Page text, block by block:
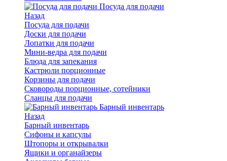
Посуда для подачи
Назад
Посуда для подачи
Доски для подачи
Лопатки для подачи
Мини-ведра для подачи
Блюда для запекания
Кастрюли порционные
Корзины для подачи
Сковороды порционные, сотейники
Сланцы для подачи
Барный инвентарь
Назад
Барный инвентарь
Сифоны и капсулы
Штопоры и открывалки
Ящики и органайзеры